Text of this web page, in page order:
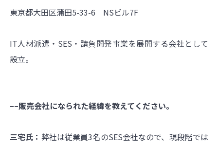
東京都大田区蒲田5-33-6 NSビル7F
IT人材派遣・SES・請負開発事業を展開する会社として
設立。
––販売会社になられた経緯を教えてください。
三宅氏： 弊社は従業員3名のSES会社なので、現段階では